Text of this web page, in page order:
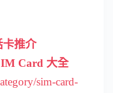
卡推介
Card 大全
sim-card-